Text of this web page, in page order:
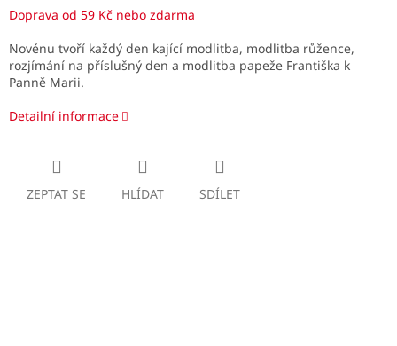
Doprava od 59 Kč nebo zdarma
Novénu tvoří každý den kající modlitba, modlitba růžence,
rozjímání na příslušný den a modlitba papeže Františka k
Panně Marii.
Detailní informace
ZEPTAT SE HLÍDAT SDÍLET